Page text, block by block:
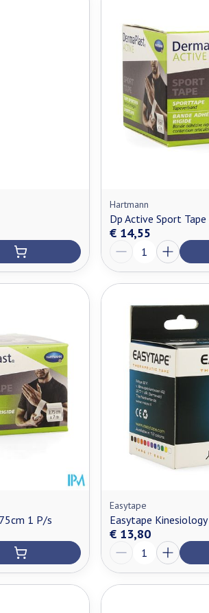
aan te passen.
Hartmann
Dp Active Sport
€ 14,55
1 P/s
Easytape
Easytape
€ 13,80
Aantal